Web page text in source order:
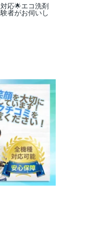
応🌟エコ洗剤
者がお伺いし